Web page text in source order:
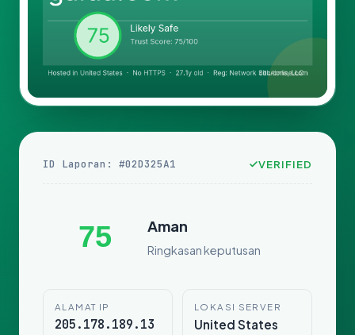
ID Laporan: #02D325A1 VERIFIED
75 Aman
Ringkasan keputusan
ALAMAT IP
205.178.189.13
LOKASI SERVER
United States